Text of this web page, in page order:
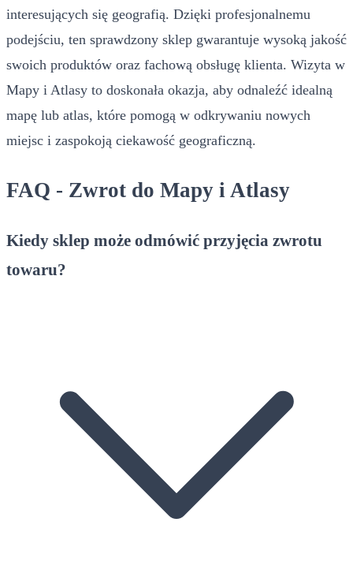
interesujących się geografią. Dzięki profesjonalnemu
podejściu, ten sprawdzony sklep gwarantuje wysoką jakość
swoich produktów oraz fachową obsługę klienta. Wizyta w
Mapy i Atlasy to doskonała okazja, aby odnaleźć idealną
mapę lub atlas, które pomogą w odkrywaniu nowych
miejsc i zaspokoją ciekawość geograficzną.
FAQ - Zwrot do Mapy i Atlasy
Kiedy sklep może odmówić przyjęcia zwrotu
towaru?